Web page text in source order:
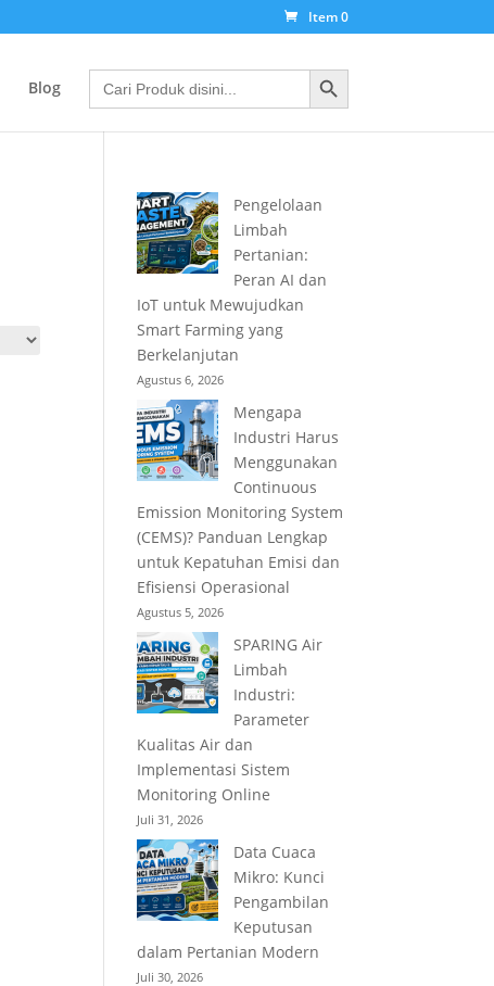
Item 0
Blog
Search
for:
Search Button
Pengelolaan
Limbah
Pertanian:
Peran AI dan
IoT untuk Mewujudkan
Smart Farming yang
Berkelanjutan
Agustus 6, 2026
Mengapa
Industri Harus
Menggunakan
Continuous
Emission Monitoring System
(CEMS)? Panduan Lengkap
untuk Kepatuhan Emisi dan
Efisiensi Operasional
Agustus 5, 2026
SPARING Air
Limbah
Industri:
Parameter
Kualitas Air dan
Implementasi Sistem
Monitoring Online
Juli 31, 2026
Data Cuaca
Mikro: Kunci
Pengambilan
Keputusan
dalam Pertanian Modern
Juli 30, 2026